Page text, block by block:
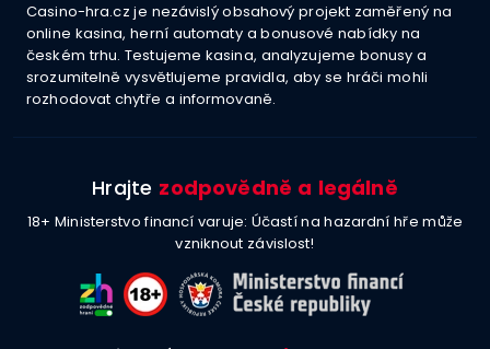
Casino-hra.cz je nezávislý obsahový projekt zaměřený na
online kasina, herní automaty a bonusové nabídky na
českém trhu. Testujeme kasina, analyzujeme bonusy a
srozumitelně vysvětlujeme pravidla, aby se hráči mohli
rozhodovat chytře a informovaně.
Hrajte zodpovědně a legálně
18+ Ministerstvo financí varuje: Účastí na hazardní hře může
vzniknout závislost!